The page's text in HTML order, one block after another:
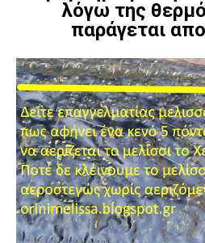
λόγω της
παράγεται